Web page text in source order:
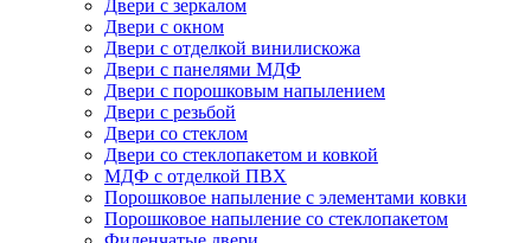
Двери с зеркалом
Двери с окном
Двери с отделкой винилискожа
Двери с панелями МДФ
Двери с порошковым напылением
Двери с резьбой
Двери со стеклом
Двери со стеклопакетом и ковкой
МДФ с отделкой ПВХ
Порошковое напыление с элементами ковки
Порошковое напыление со стеклопакетом